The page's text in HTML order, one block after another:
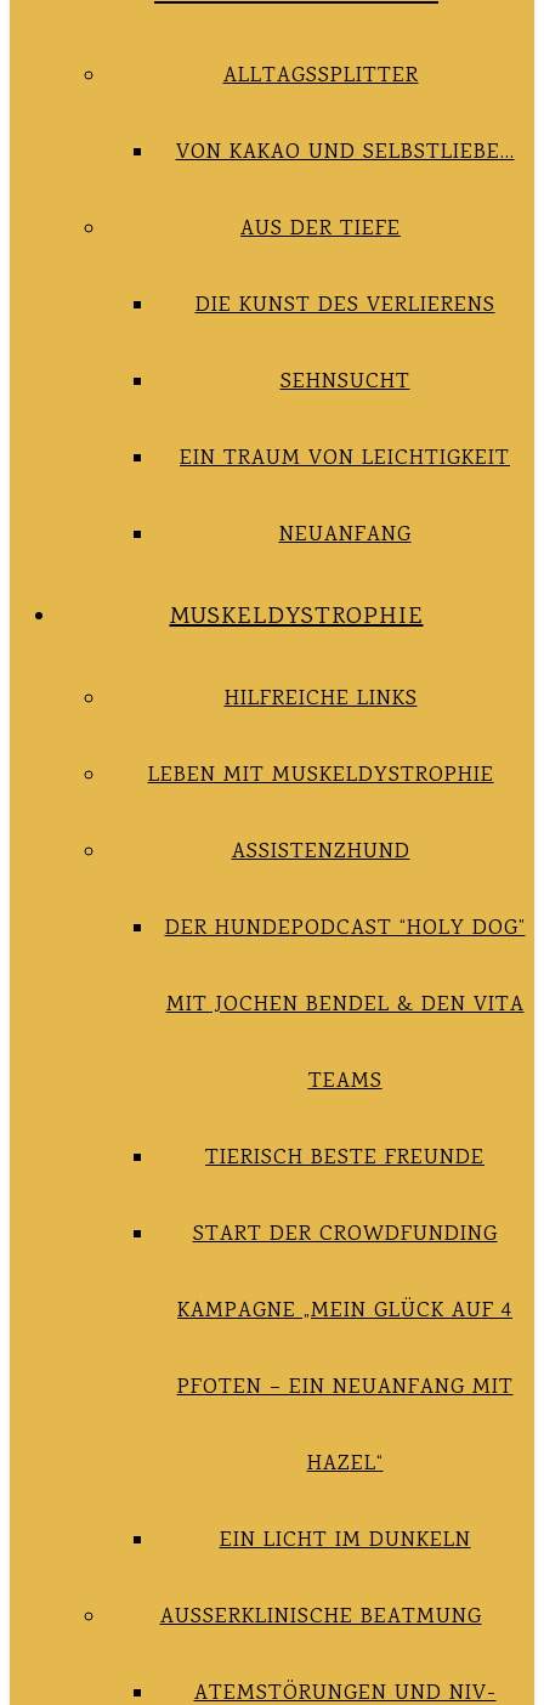
ALLTAGSSPLITTER
VON KAKAO UND SELBSTLIEBE…
AUS DER TIEFE
DIE KUNST DES VERLIERENS
SEHNSUCHT
EIN TRAUM VON LEICHTIGKEIT
NEUANFANG
MUSKELDYSTROPHIE
HILFREICHE LINKS
LEBEN MIT MUSKELDYSTROPHIE
ASSISTENZHUND
DER HUNDEPODCAST “HOLY DOG”
MIT JOCHEN BENDEL & DEN VITA
TEAMS
TIERISCH BESTE FREUNDE
START DER CROWDFUNDING
KAMPAGNE „MEIN GLÜCK AUF 4
PFOTEN – EIN NEUANFANG MIT
HAZEL“
EIN LICHT IM DUNKELN
AUSSERKLINISCHE BEATMUNG
ATEMSTÖRUNGEN UND NIV-